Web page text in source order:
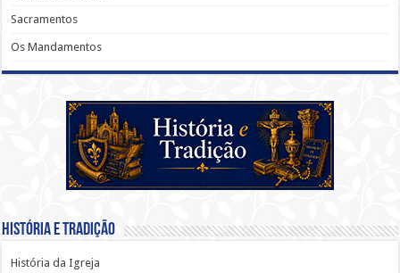
Sacramentos
Os Mandamentos
História e Tradição
História da Igreja